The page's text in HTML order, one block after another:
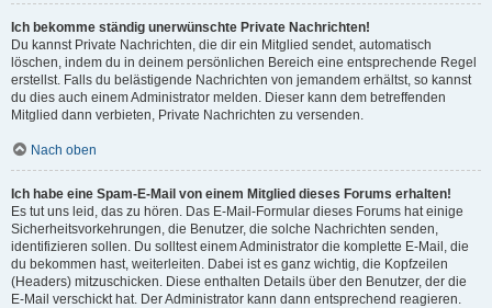
Ich bekomme ständig unerwünschte Private Nachrichten!
Du kannst Private Nachrichten, die dir ein Mitglied sendet, automatisch
löschen, indem du in deinem persönlichen Bereich eine entsprechende Regel
erstellst. Falls du belästigende Nachrichten von jemandem erhältst, so kannst
du dies auch einem Administrator melden. Dieser kann dem betreffenden
Mitglied dann verbieten, Private Nachrichten zu versenden.
Nach oben
Ich habe eine Spam-E-Mail von einem Mitglied dieses Forums erhalten!
Es tut uns leid, das zu hören. Das E-Mail-Formular dieses Forums hat einige
Sicherheitsvorkehrungen, die Benutzer, die solche Nachrichten senden,
identifizieren sollen. Du solltest einem Administrator die komplette E-Mail, die
du bekommen hast, weiterleiten. Dabei ist es ganz wichtig, die Kopfzeilen
(Headers) mitzuschicken. Diese enthalten Details über den Benutzer, der die
E-Mail verschickt hat. Der Administrator kann dann entsprechend reagieren.